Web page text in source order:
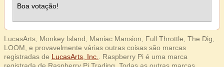
Boa votação!
LucasArts, Monkey Island, Maniac Mansion, Full Throttle, The Dig,
LOOM, e provavelmente várias outras coisas são marcas
registradas de LucasArts, Inc.
. Raspberry Pi é uma marca